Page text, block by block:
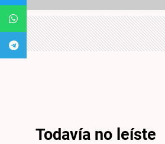
Todavía no leíste